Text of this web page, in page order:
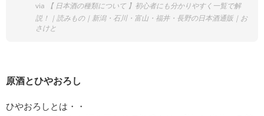
via
【 日本酒の種類について 】初心者にも分かりやすく一覧で解
説！｜読みもの｜新潟・石川・富山・福井・長野の日本酒通販｜お
さけと
原酒とひやおろし
ひやおろしとは・・